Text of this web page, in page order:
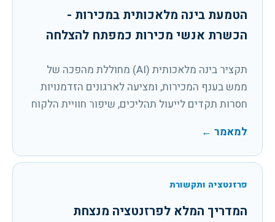
הטמעת בינה מלאכותית במכירות -
הכשרת אנשי מכירות כמפתח להצלחה
תקציר בינה מלאכותית (AI) מחוללת מהפכה של
ממש בענף המכירות, ומציעה לארגונים הזדמנויות
חסרות תקדים לייעול תהליכים, שיפור חוויית הלקוח
למאמר ←
פרזנטציה ותקשורת
המדריך המלא לפרזנטציה מנצחת